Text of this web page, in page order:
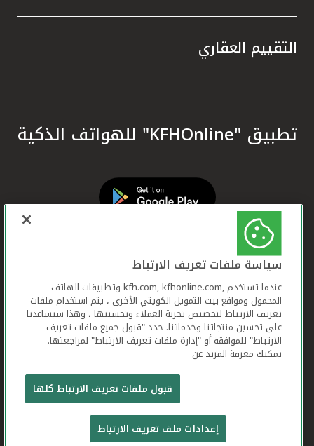
تواصل معنا
التقييم العقاري
تطبيق "KFHOnline" للهواتف الذكية
بيت التمويل الكويتي جميع الحقوق محفوظة © 2026
شروط وأحكام استخدام الموقع الإلكتروني
تعريف الارتباط بيان الخصوصية
سياسة ملفات تعريف الارتباط
عندما تستخدم ,kfh.com, kfhonline.com وتطبيقات الهاتف
المحمول ومواقع بيت التمويل الكويتي الأخرى ، يتم استخدام ملفات
تعريف الارتباط لتخصيص تجربة العملاء وتحسينها ، وهذا سيساعدنا
على تحسين منتجاتنا وخدماتنا. حدد "قبول جميع ملفات تعريف
الارتباط" للموافقة أو "إدارة ملفات تعريف الارتباط" لمراجعتها.
يمكنك معرفة المزيد عن
قبول ملفات تعريف الارتباط كلها
إعدادات ملف تعريف الارتباط